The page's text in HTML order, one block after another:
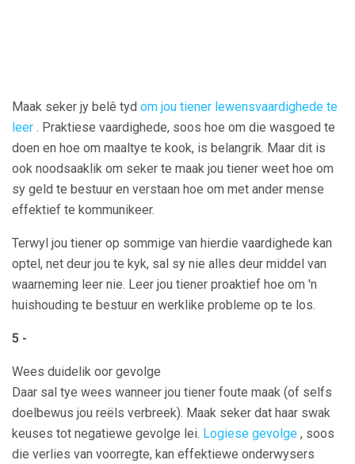
Maak seker jy belê tyd om jou tiener lewensvaardighede te
leer . Praktiese vaardighede, soos hoe om die wasgoed te
doen en hoe om maaltye te kook, is belangrik. Maar dit is
ook noodsaaklik om seker te maak jou tiener weet hoe om
sy geld te bestuur en verstaan ​​hoe om met ander mense
effektief te kommunikeer.
Terwyl jou tiener op sommige van hierdie vaardighede kan
optel, net deur jou te kyk, sal sy nie alles deur middel van
waarneming leer nie. Leer jou tiener proaktief hoe om 'n
huishouding te bestuur en werklike probleme op te los.
5 -
Wees duidelik oor gevolge
Daar sal tye wees wanneer jou tiener foute maak (of selfs
doelbewus jou reëls verbreek). Maak seker dat haar swak
keuses tot negatiewe gevolge lei. Logiese gevolge , soos
die verlies van voorregte, kan effektiewe onderwysers